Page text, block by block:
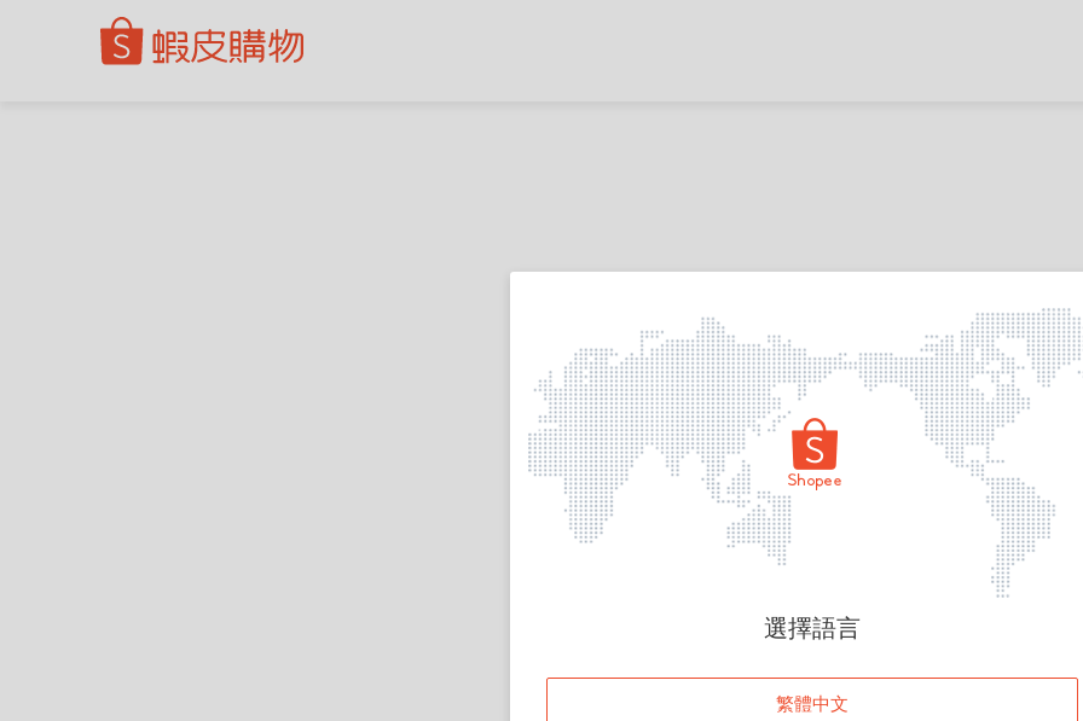
頁面無法顯示
登入
選擇語言
繁體中文